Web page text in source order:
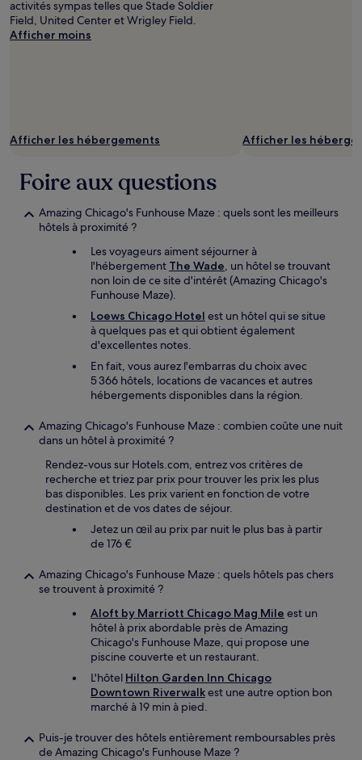
activités sympas telles que Stade Soldier
Field, United Center et Wrigley Field.
Afficher moins
Afficher les hébergements Afficher les
Foire aux questions
Amazing Chicago's Funhouse Maze : quels sont les meilleurs
hôtels à proximité ?
Les voyageurs aiment séjourner à
l'hébergement The Wade, un hôtel se trouvant
non loin de ce site d'intérêt (Amazing Chicago's
Funhouse Maze).
Loews Chicago Hotel est un hôtel qui se situe
à quelques pas et qui obtient également
d'excellentes notes.
En fait, vous aurez l'embarras du choix avec
5 366 hôtels, locations de vacances et autres
hébergements disponibles dans la région.
Amazing Chicago's Funhouse Maze : combien coûte une nuit
dans un hôtel à proximité ?
Rendez-vous sur Hotels.com, entrez vos critères de
recherche et triez par prix pour trouver les prix les plus
bas disponibles. Les prix varient en fonction de votre
destination et de vos dates de séjour.
Jetez un œil au prix par nuit le plus bas à partir
de 176 €
Amazing Chicago's Funhouse Maze : quels hôtels pas chers
se trouvent à proximité ?
Aloft by Marriott Chicago Mag Mile est un
hôtel à prix abordable près de Amazing
Chicago's Funhouse Maze, qui propose une
piscine couverte et un restaurant.
L'hôtel Hilton Garden Inn Chicago
Downtown Riverwalkest une autre option bon
marché à 19 min à pied.
Puis-je trouver des hôtels entièrement remboursables près
de Amazing Chicago's Funhouse Maze ?